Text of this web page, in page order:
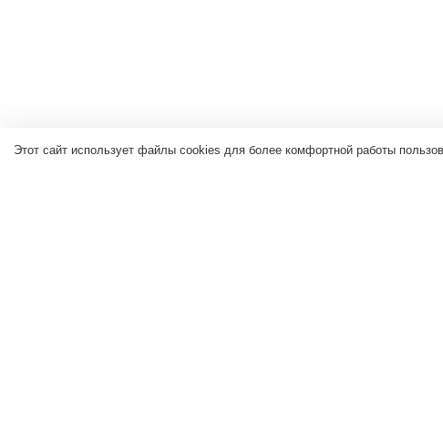
Этот сайт использует файлы cookies для более комфортной работы